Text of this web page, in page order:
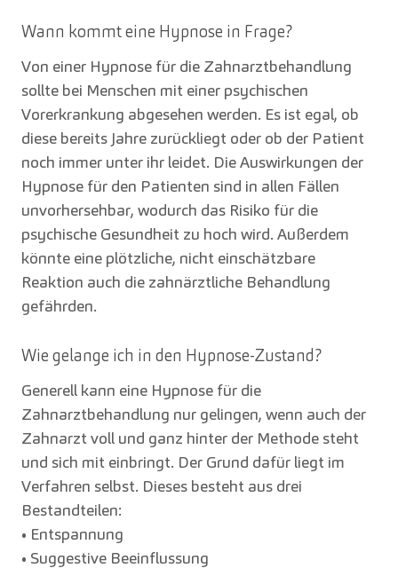
Wann kommt eine Hypnose in Frage?
Von einer Hypnose für die Zahnarztbehandlung
sollte bei Menschen mit einer psychischen
Vorerkrankung abgesehen werden. Es ist egal, ob
diese bereits Jahre zurückliegt oder ob der Patient
noch immer unter ihr leidet. Die Auswirkungen der
Hypnose für den Patienten sind in allen Fällen
unvorhersehbar, wodurch das Risiko für die
psychische Gesundheit zu hoch wird. Außerdem
könnte eine plötzliche, nicht einschätzbare
Reaktion auch die zahnärztliche Behandlung
gefährden.
Wie gelange ich in den Hypnose-Zustand?
Generell kann eine Hypnose für die
Zahnarztbehandlung nur gelingen, wenn auch der
Zahnarzt voll und ganz hinter der Methode steht
und sich mit einbringt. Der Grund dafür liegt im
Verfahren selbst. Dieses besteht aus drei
Bestandteilen:
• Entspannung
• Suggestive Beeinflussung